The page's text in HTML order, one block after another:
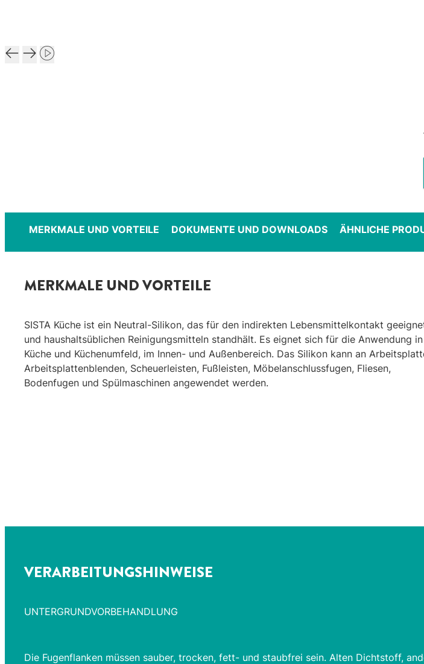
MERKMALE UND VORTEILE DOKUMENTE UND DOWNLOADS ÄHNLICHE
MERKMALE UND VORTEILE
SISTA Küche ist ein Neutral-Silikon, das für den indirekten Lebensmittelkontakt
und haushaltsüblichen Reinigungsmitteln standhält. Es eignet sich für die Anwendung in
Küche und Küchenumfeld, im Innen- und Außenbereich. Das Silikon kann an
Arbeitsplattenblenden, Scheuerleisten, Fußleisten, Möbelanschlussfugen, Fliesen,
Bodenfugen und Spülmaschinen angewendet werden.
VERARBEITUNGSHINWEISE
UNTERGRUNDVORBEHANDLUNG
Die Fugenflanken müssen sauber, trocken, fett- und staubfrei sein. Alten Dichtstoff,